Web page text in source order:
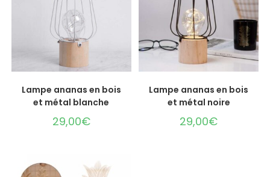
Lampe ananas en bois
et métal blanche
29,00€
Lampe ananas en bois
et métal noire
29,00€